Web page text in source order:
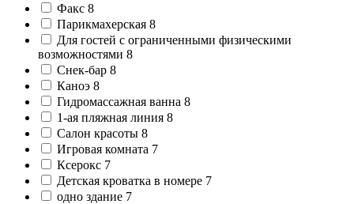
Факс 8
Парикмахерская 8
Для гостей с ограниченными физическими
возможностями 8
Снек-бар 8
Каноэ 8
Гидромассажная ванна 8
1-ая пляжная линия 8
Салон красоты 8
Игровая комната 7
Ксерокс 7
Детская кроватка в номере 7
одно здание 7